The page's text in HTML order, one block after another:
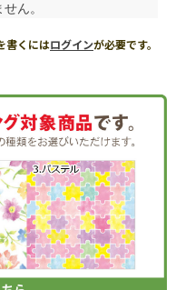
ん。
書くにはログインが必要です。